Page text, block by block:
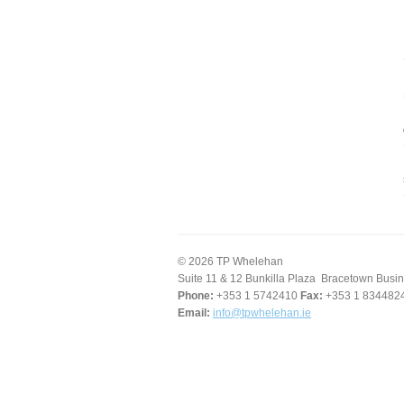
© 2026 TP Whelehan
Suite 11 & 12 Bunkilla Plaza Bracetown
Phone: +353 1 5742410 Fax: +353 1
Email: info@tpwhelehan.ie